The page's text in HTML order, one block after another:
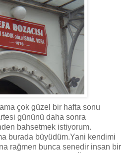
çok güzel bir hafta sonu
gününü daha sonra
bahsetmek istiyorum.
burada büyüdüm.Yani kendimi
rağmen bunca senedir insan bir